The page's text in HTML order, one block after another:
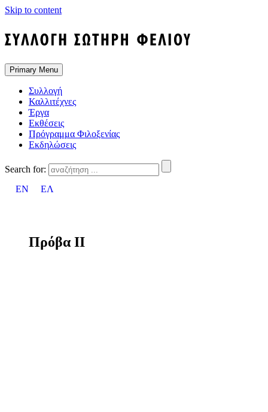
Skip to content
Primary Menu
Συλλογή
Καλλιτέχνες
Έργα
Εκθέσεις
Πρόγραμμα Φιλοξενίας
Εκδηλώσεις
Search for:
EN
ΕΛ
Πρόβα II